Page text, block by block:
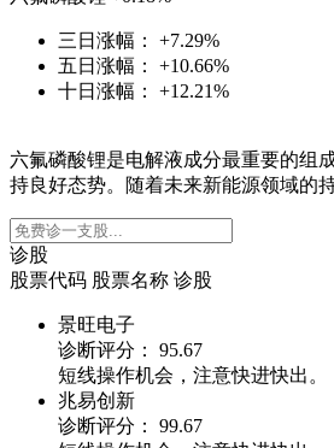
三日涨幅：
+7.29%
五日涨幅：
+10.66%
十日涨幅：
+12.21%
六氟磷酸锂是电解液成分最重要的组
持良好态势。随着未来新能源领域的
诊股
股票代码 股票名称 诊股
景旺电子
诊断评分：
95.67
短线操作机会，注意快进快出。
兆易创新
诊断评分：
99.67